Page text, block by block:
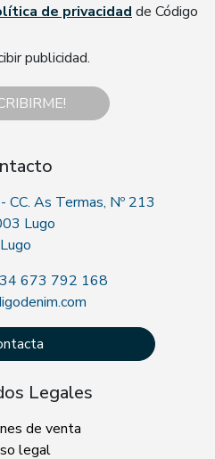
de privacidadde Código
publicidad.
CC. As Termas, Nº 213
Lugo
Lugo
673 792 168
Legales
de venta
legal